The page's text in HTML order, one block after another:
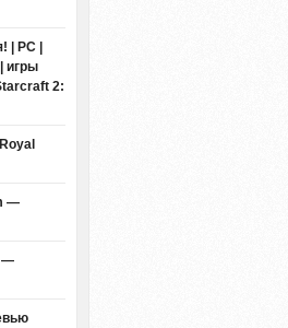
PC |
игры
2:
Royal
—
—